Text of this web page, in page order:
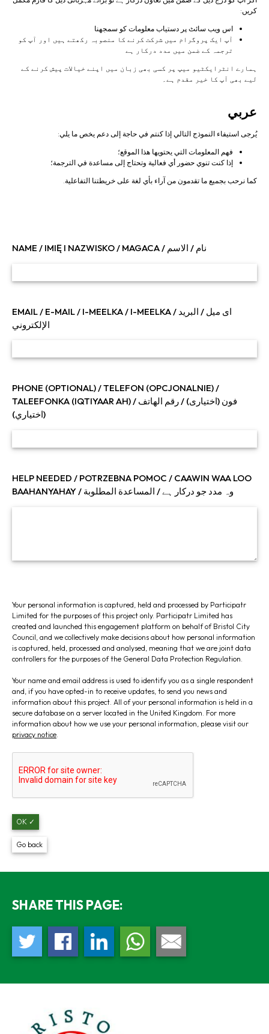
کریں:
اس ویب سائٹ پر دستیاب معلومات کو سمجھنا
آپ ایک پروگرام میں شرکت کرنے کا منصوبہ رکھتے ہیں اور آپ کو
ترجمہ کے ضمن میں مدد درکار ہے
ہمارے انٹرایکٹیو میپ پر کسی بھی زبان میں اپنے خیالات پیش کرنے کے
لیے بھی آپ کا خیر مقدم ہے۔
عربي
يُرجى استيفاء النموذج التالي إذا كنتم في حاجة إلى دعم يخص ما يلي:
فهم المعلومات التي يحتويها هذا الموقع؛
إذا كنت تنوي حضور أي فعالية وتحتاج إلى مساعدة في الترجمة؛
كما نرحب بجميع ما تقدمون من آراء بأي لغة على خريطتنا التفاعلية.
NAME / IMIĘ I NAZWISKO / MAGACA / نام / الاسم
EMAIL / E-MAIL / I-MEELKA / I-MEELKA / ای میل / البريد
PHONE (OPTIONAL) / TELEFON (OPCJONALNIE) /
TALEEFONKA (IQTIYAAR AH) / فون (اختیاری) / رقم الهاتف
(اختياري)
HELP NEEDED / POTRZEBNA POMOC / CAAWIN WAA LOO
BAAHANYAHAY / وہ مدد جو درکار ہے / المساعدة المطلوبة
Your personal information is captured, held and processed by Participatr
Limited for the purposes of this project only. Participatr Limited has
created and launched this engagement platform on behalf of Bristol City
Council, and we collectively make decisions about how personal information
is captured, held, processed and analysed, meaning that we are joint data
controllers for the purposes of the General Data Protection Regulation.
Your name and email address is used to identify you as a single respondent
and, if you have opted-in to receive updates, to send you news and
information about this project. All of your personal information is held in a
secure database on a server located in the United Kingdom. For more
information about how we use your personal information, please visit our
privacy notice
OK ✓
Go back
SHARE THIS PAGE: